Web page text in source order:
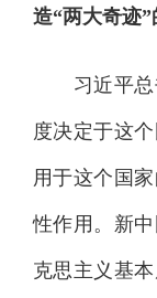
造“两大奇迹
习近平总
度决定于这
用于这个国
性作用。新
克思主义基